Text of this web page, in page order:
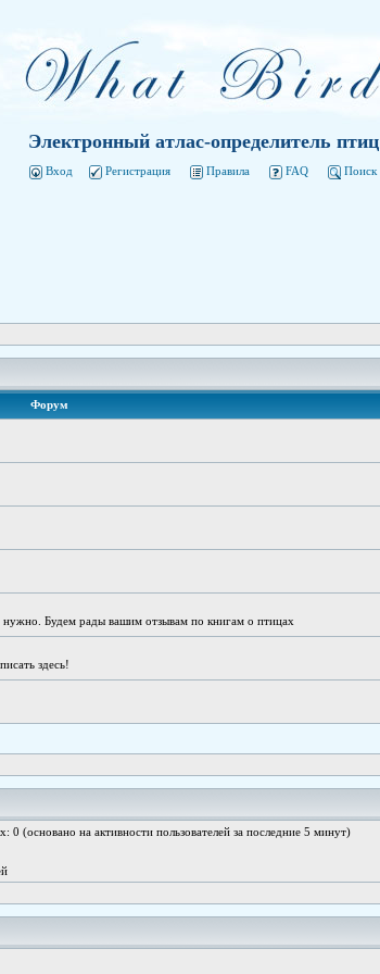
Электронный атлас-определитель птиц
Вход Регистрация Правила FAQ Поиск
Форум
Будем рады вашим отзывам по книгам о птицах
здесь!
0 (основано на активности пользователей за последние 5 минут)